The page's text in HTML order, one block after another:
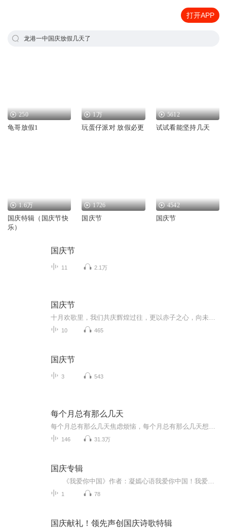
打开APP
龙港一中国庆放假几天了
250
龟哥放假1
1万
玩蛋仔派对 放假必更
5612
试试看能坚持几天
1.6万
国庆特辑（国庆节快
乐）
1726
国庆节
4542
国庆节
国庆节
11 2.1万
国庆节
10 465
国庆节
3 543
每个月总有那么几天
146 31.3万
国庆专辑
1 78
国庆献礼！领先声创国庆诗歌特辑